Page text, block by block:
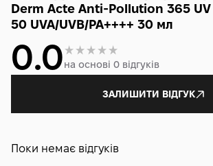
Derm Acte Anti-Pollution 365 UV
50 UVA/UVB/PA++++ 30 мл
0.0на основі 0 відгуків
ЗАЛИШИТИ ВІДГУК
Поки немає відгуків